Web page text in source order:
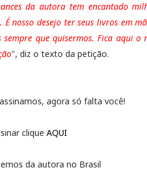
da autora tem encantado
É nosso desejo ter seus livros em
sempre que quisermos. Fica aqui o
", diz o texto da petição.
agora só falta você!
clique AQUI
da autora no Brasil